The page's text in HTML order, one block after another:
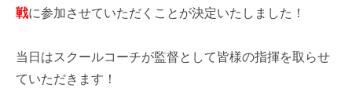
戦に参加させていただくことが決定いたしました！
当日はスクールコーチが監督として皆様の指揮を取らせ
ていただきます！